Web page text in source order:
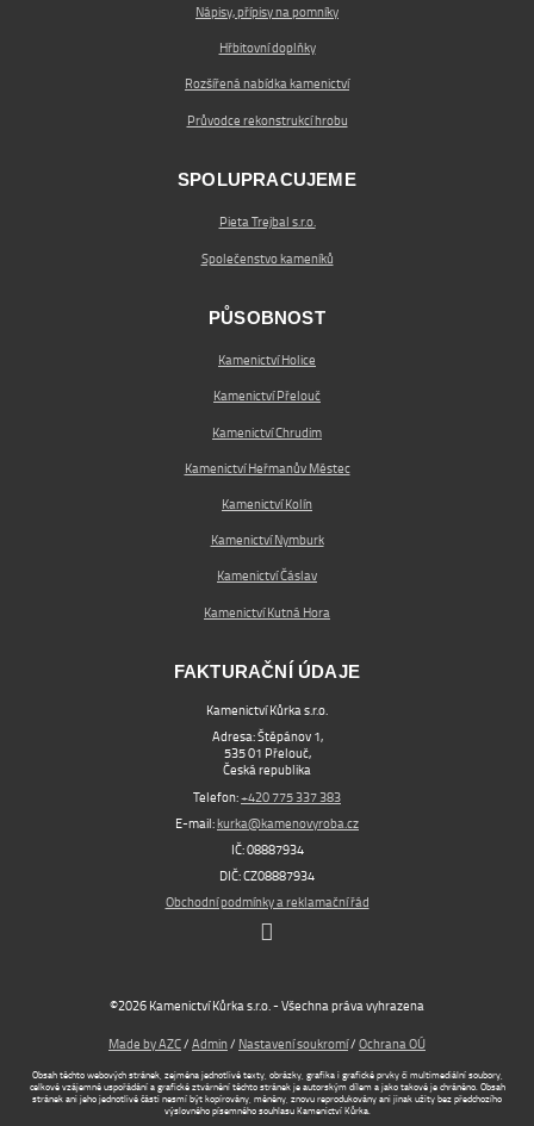
Nápisy, přípisy na pomníky
Hřbitovní doplňky
Rozšířená nabídka kamenictví
Průvodce rekonstrukcí hrobu
SPOLUPRACUJEME
Pieta Trejbal s.r.o.
Společenstvo kameníků
PŮSOBNOST
Kamenictví Holice
Kamenictví Přelouč
Kamenictví Chrudim
Kamenictví Heřmanův Městec
Kamenictví Kolín
Kamenictví Nymburk
Kamenictví Čáslav
Kamenictví Kutná Hora
FAKTURAČNÍ ÚDAJE
Kamenictví Kůrka s.r.o.
Adresa: Štěpánov 1,
535 01 Přelouč,
Česká republika
Telefon:+420 775 337 383
E-mail:kurka@kamenovyroba.cz
IČ: 08887934
DIČ: CZ08887934
Obchodní podmínky a reklamační řád
©2026 Kamenictví Kůrka s.r.o. - Všechna práva vyhrazena
Made by AZC/Admin/Nastavení soukromí/Ochrana OÚ
Obsah těchto webových stránek, zejména jednotlivé texty, obrázky, grafika i grafické prvky či multimediální soubory,
celkové vzájemné uspořádání a grafické ztvárnění těchto stránek je autorským dílem a jako takové je chráněno. Obsah
stránek ani jeho jednotlivé části nesmí být kopírovány, měněny, znovu reprodukovány ani jinak užity bez předchozího
výslovného písemného souhlasu Kamenictví Kůrka.